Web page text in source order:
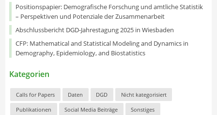
Positionspapier: Demografische Forschung und amtliche Statistik
– Perspektiven und Potenziale der Zusammenarbeit
Abschlussbericht DGD-Jahrestagung 2025 in Wiesbaden
CFP: Mathematical and Statistical Modeling and Dynamics in
Demography, Epidemiology, and Biostatistics
Kategorien
Calls for Papers Daten DGD Nicht kategorisiert
Publikationen Social Media Beiträge Sonstiges